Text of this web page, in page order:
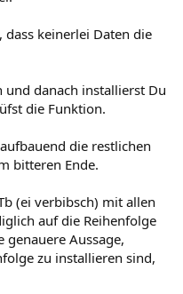
keinerlei Daten die
und danach installierst Du
die Funktion.
die restlichen
bitteren Ende.
(ei verbibsch) mit allen
auf die Reihenfolge
Aussage,
zu installieren sind,